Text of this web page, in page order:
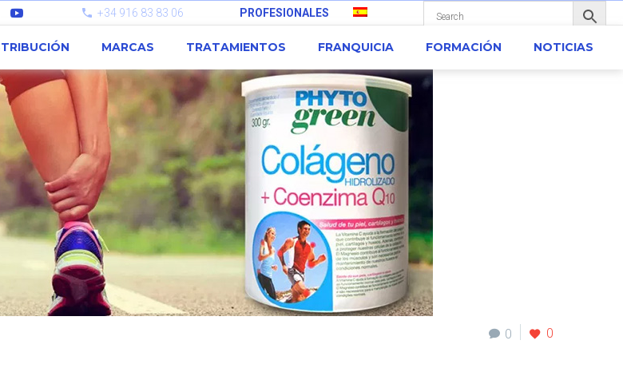
+34 916 83 83 06 PROFESIONALES
MARCAS TRATAMIENTOS FRANQUICIA FORMACIÓN NOTICIAS
0 0